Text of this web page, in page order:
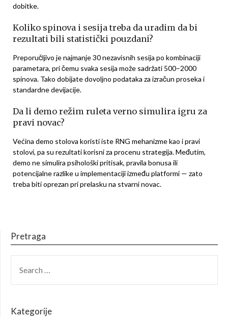
dobitke.
Koliko spinova i sesija treba da uradim da bi
rezultati bili statistički pouzdani?
Preporučljivo je najmanje 30 nezavisnih sesija po kombinaciji
parametara, pri čemu svaka sesija može sadržati 500–2000
spinova. Tako dobijate dovoljno podataka za izračun proseka i
standardne devijacije.
Da li demo režim ruleta verno simulira igru za
pravi novac?
Većina demo stolova koristi iste RNG mehanizme kao i pravi
stolovi, pa su rezultati korisni za procenu strategija. Međutim,
demo ne simulira psihološki pritisak, pravila bonusa ili
potencijalne razlike u implementaciji između platformi — zato
treba biti oprezan pri prelasku na stvarni novac.
Pretraga
FOR:
Kategorije